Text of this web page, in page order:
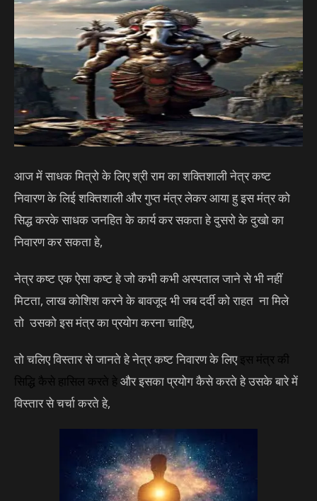
आज में साधक मित्रो के लिए श्री राम का शक्तिशाली नेत्र कष्ट
निवारण के लिई शक्तिशाली और गुप्त मंत्र लेकर आया हु इस मंत्र को
सिद्ध करके साधक जनहित के कार्य कर सकता हे दुसरो के दुखो का
निवारण कर सकता हे,
नेत्र कष्ट एक ऐसा कष्ट हे जो कभी कभी अस्पताल जाने से भी नहीं
मिटता, लाख कोशिश करने के बावजूद भी जब दर्दी को राहत ना मिले
तो उसको इस मंत्र का प्रयोग करना चाहिए,
तो चलिए विस्तार से जानते हे नेत्र कष्ट निवारण के लिएइस मंत्र की
सिद्धि कैसे हासिल करते हे और इसका प्रयोग कैसे करते हे उसके बारे में
विस्तार से चर्चा करते हे,